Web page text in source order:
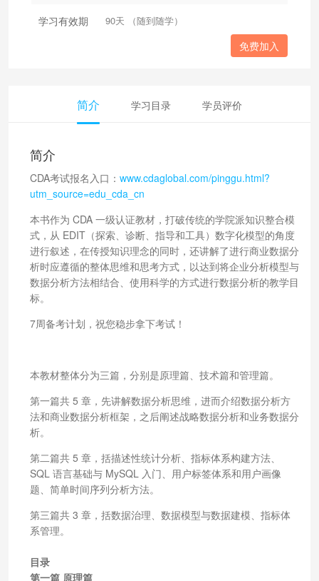
学习有效期 90天 （随到随学）
免费加入
简介 学习目录 学员评价
简介
CDA考试报名入口： www.cdaglobal.com/pinggu.html?
utm_source=edu_cda_cn
本书作为 CDA 一级认证教材，打破传统的学院派知识整合模
式，从 EDIT（探索、诊断、指导和工具）数字化模型的角度
进行叙述，在传授知识理念的同时，还讲解了进行商业数据分
析时应遵循的整体思维和思考方式，以达到将企业分析模型与
数据分析方法相结合、使用科学的方式进行数据分析的教学目
标。
7周备考计划，祝您稳步拿下考试！
本教材整体分为三篇，分别是原理篇、技术篇和管理篇。
第一篇共 5 章，先讲解数据分析思维，进而介绍数据分析方
法和商业数据分析框架，之后阐述战略数据分析和业务数据分
析。
第二篇共 5 章，括描述性统计分析、指标体系构建方法、
SQL 语言基础与 MySQL 入门、用户标签体系和用户画像
题、简单时间序列分析方法。
第三篇共 3 章，括数据治理、数据模型与数据建模、指标体
系管理。
目录
第一篇 原理篇